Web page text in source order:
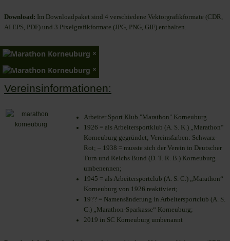
Download: Im Downloadpaket sind 4 verschiedene Vektorgrafikformate (CDR,
AI EPS, PDF) und 3 Pixelgrafikformate (JPG, PNG, GIF) enthalten.
×
×
Vereinsinformationen:
Arbeiter Sport Klub "Marathon" Korneuburg
1926 = als Arbeitersportklub (A. S. K.) „Marathon“
Korneuburg gegründet; Vereinsfarben: Schwarz-
Rot; – 1938 = musste sich der Verein in Deutscher
Turn und Reichs Bund (D. T. R. B.) Korneuburg
umbenennen;
1945 = als Arbeitersportclub (A. S. C.) „Marathon“
Korneuburg von 1926 reaktiviert;
19?? = Namensänderung in Arbeitersportclub (A. S.
C.) „Marathon-Sparkasse“ Korneuburg;
2019 in SC Korneuburg umbenannt